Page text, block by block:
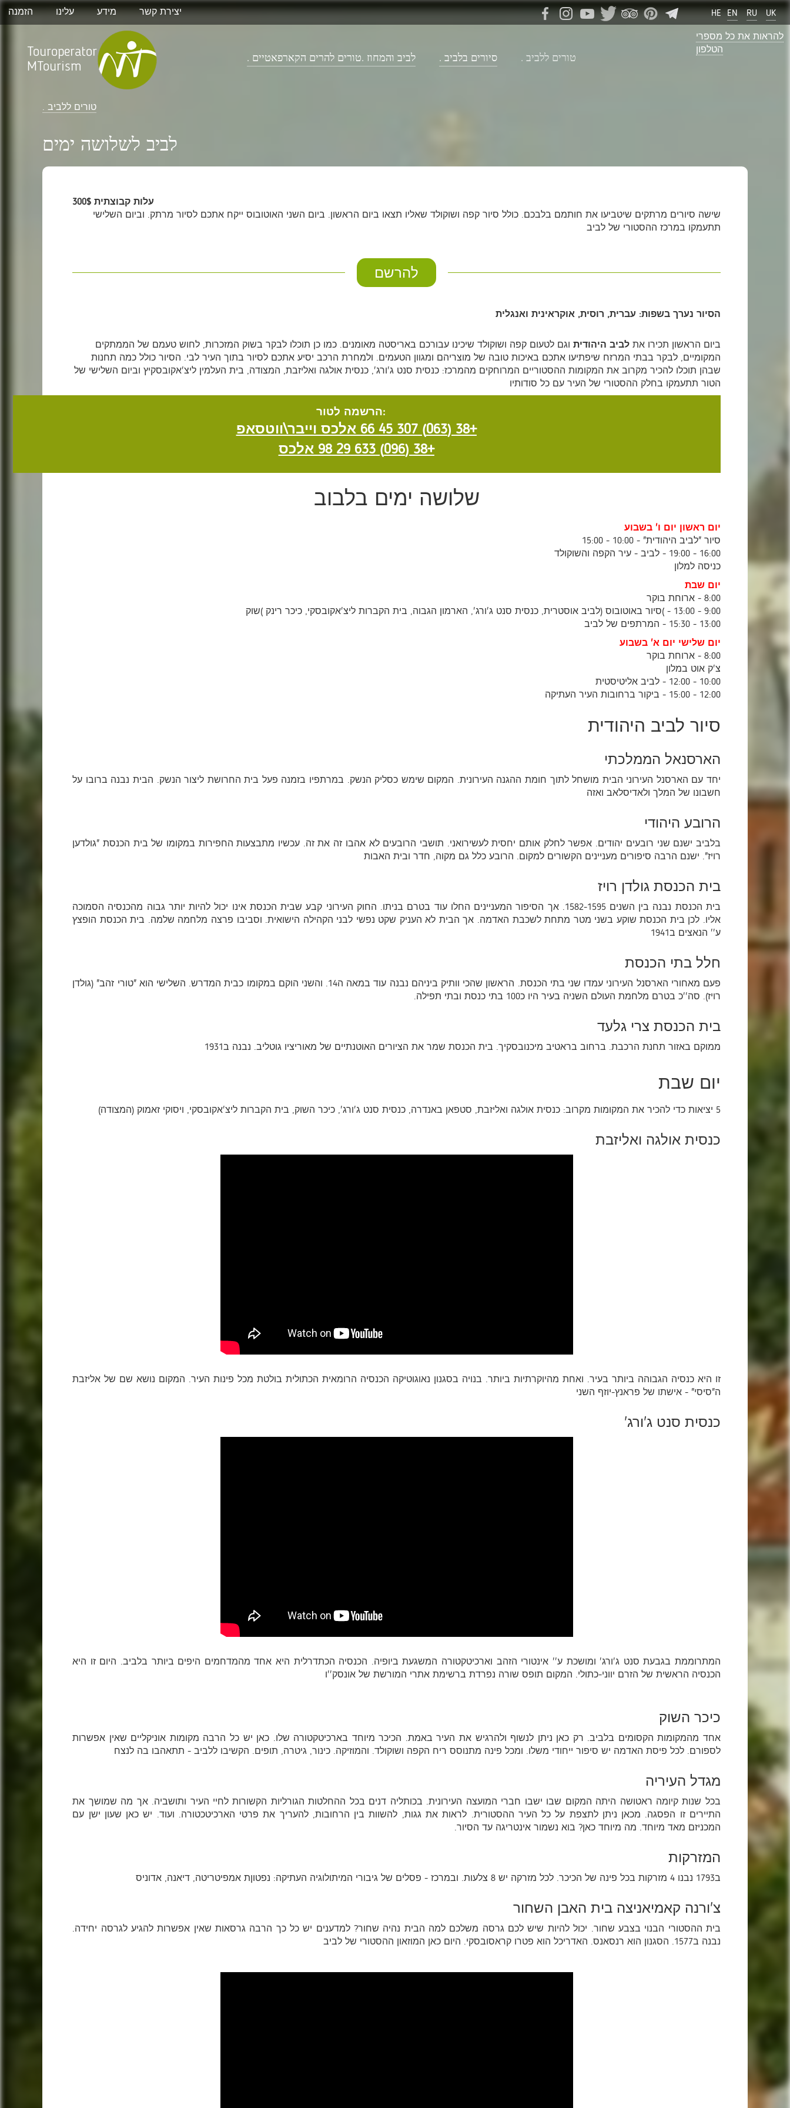
הזמנה עלינו מידע יצירת קשר UK
RU
EN
HE
Touroperator
MTourism
להראות את כל מספרי
הטלפון
טורים ללביב . סיורים בלביב . לביב והמחוז .טורים להרים הקארפאטיים .
טורים ללביב .
לביב לשלושה ימים
עלות קבוצתית 300$
שישה סיורים מרתקים שיטביעו את חותמם בלבכם. כולל סיור קפה ושוקולד שאליו תצאו ביום הראשון. ביום השני האוטובוס ייקח אתכם לסיור מרתק. וביום השלישי
תתעמקו במרכז ההסטורי של לביב
להרשם
הסיור נערך בשפות: עברית, רוסית, אוקראינית ואנגלית
ביום הראשון תכירו אתלביב היהודית וגם לטעום קפה ושוקולד שיכינו עבורכם באריסטה מאומנים. כמו כן תוכלו לבקר בשוק המזכרות, לחוש טעמם של הממתקים
המקומיים, לבקר בבתי המרזח שיפתיעו אתכם באיכות טובה של מוצריהם ומגוון הטעמים. ולמחרת הרכב יסיע אתכם לסיור בתוך העיר לבי. הסיור כולל כמה תחנות
שבהן תוכלו להכיר מקרוב את המקומות ההסטוריים המרוחקים מהמרכז: כנסית סנט ג'ורג', כנסית אולגה ואליזבת, המצודה, בית העלמין ליצ'אקובסקיץ וביום השלישי של
הטור תתעמקו בחלק ההסטורי של העיר עם כל סודותיו
:הרשמה לטור
+38 (063) 307 45 66 אלכס וייבר\ווטסאפ
+38 (096) 633 29 98 אלכס
שלושה ימים בלבוב
יום ראשון יום ו' בשבוע
סיור "לביב היהודית" - 10:00 - 15:00
16:00 - 19:00 - לביב - עיר הקפה והשוקולד
כניסה למלון
יום שבת
8:00 - ארוחת בוקר
9:00 - 13:00 - )סיור באוטובוס (לביב אוסטרית, כנסית סנט ג'ורג', הארמון הגבוה, בית הקברות ליצ'אקובסקי, כיכר רינק )שוק
13:00 - 15:30 - המרתפים של לביב
יום שלישי יום א' בשבוע
8:00 - ארוחת בוקר
צ'ק אוט במלון
10:00 - 12:00 - לביב אליטיסטית
12:00 - 15:00 - ביקור ברחובות העיר העתיקה
סיור לביב היהודית
הארסנאל הממלכתי
יחד עם הארסנל העירוני הבית מושחל לתוך חומת ההגנה העירונית. המקום שימש כסליק הנשק. במרתפיו בזמנה פעל בית החרושת ליצור הנשק. הבית נבנה ברובו על
חשבונו של המלך ולאדיסלאב ואזה
הרובע היהודי
בלביב ישנם שני רובעים יהודים. אפשר לחלק אותם יחסית לעשירואני. תושבי הרובעים לא אהבו זה את זה. עכשיו מתבצעות החפירות במקומו של בית הכנסת "גולדען
רויז". ישנם הרבה סיפורים מעניינים הקשורים למקום. הרובע כלל גם מקוה, חדר ובית האבות
בית הכנסת גולדן רויז
בית הכנסת נבנה בין השנים 1582-1595. אך הסיפור המעניינים החלו עוד בטרם בניתו. החוק העירוני קבע שבית הכנסת אינו יכול להיות יותר גבוה מהכנסיה הסמוכה
אליו. לכן בית הכנסת שוקע בשני מטר מתחת לשכבת האדמה. אך הבית לא העניק שקט נפשי לבני הקהילה הישואית. וסביבו פרצה מלחמה שלמה. בית הכנסת הופצץ
ע'' הנאצים ב1941
חלל בתי הכנסת
פעם מאחורי הארסנל העירוני עמדו שני בתי הכנסת. הראשון שהכי וותיק ביניהם נבנה עוד במאה ה14. והשני הוקם במקומו כבית המדרש. השלישי הוא "טורי זהב" (גולדן
רויז). סה''כ בטרם מלחמת העולם השניה בעיר היו כ100 בתי כנסת ובתי תפילה.
בית הכנסת צרי גלעד
ממוקם באזור תחנת הרכבת. ברחוב בראטיב מיכנובסקיך. בית הכנסת שמר את הציורים האוטנתיים של מאוריציו גוטליב. נבנה ב1931
יום שבת
5 יציאות כדי להכיר את המקומות מקרוב: כנסית אולגה ואליזבת, סטפאן באנדרה, כנסית סנט ג'ורג', כיכר השוק, בית הקברות ליצ'אקובסקי, ויסוקי זאמוק (המצודה)
כנסית אולגה ואליזבת
זו היא כנסיה הגבוהה ביותר בעיר. ואחת מהיוקרתיות ביותר. בנויה בסגנון נאוגוטיקה הכנסיה הרומאית הכתולית בולטת מכל פינות העיר. המקום נושא שם של אליזבת
ה"סיסי" - אישתו של פראנץ-יוזף השני
כנסית סנט ג'ורג'
המתרוממת בגבעת סנט ג'ורג' ומושכת ע'' אינטורי הזהב וארכיטקטורה המשגעת ביופיה. הכנסיה הכתדרלית היא אחד מהמדחמים היפים ביותר בלביב. היום זו היא
הכנסיה הראשית של הזרם יווני-כתולי. המקום תופס שורה נפרדת ברשימת אתרי המורשת של אונסק''ו
כיכר השוק
אחד מהמקומות הקסומים בלביב. רק כאן ניתן לנשוף ולהרגיש את העיר באמת. הכיכר מיוחד בארכיטקטורה שלו. כאן יש כל הרבה מקומות אוניקליים שאין אפשרות
לספורם. לכל פיסת האדמה יש סיפור ייחודי משלו. ומכל פינה מתנוסס ריח הקפה ושוקולד. והמוזיקה. כינור, גיטרה, תופים. הקשיבו ללביב - תתאהבו בה לנצח
מגדל העיריה
בכל שנות קיומה ראטושה היתה המקום שבו ישבו חברי המועצה העירונית. בכותליה דנים בכל ההחלטות הגורליות הקשורות לחיי העיר ותושביה. אך מה שמושך את
התיירים זו הפסגה. מכאן ניתן לתצפת על כל העיר ההסטורית. לראות את גגות, להשוות בין הרחובות, להעריך את פרטי הארכיטכטורה. ועוד. יש כאן שעון ישן עם
המכניזם מאד מיוחד. מה מיוחד כאן? בוא נשמור אינטריגה עד הסיור.
המזרקות
ב1793 נבנו 4 מזרקות בכל פינה של הכיכר. לכל מזרקה יש 8 צלעות. ובמרכז - פסלים של גיבורי המיתולוגיה העתיקה: נפטוןת אמפיטריטה, דיאנה, אדוניס
צ'ורנה קאמיאניצה בית האבן השחור
בית ההסטורי הבנוי בצבע שחור. יכול להיות שיש לכם גרסה משלכם למה הבית נהיה שחור? למדענים יש כל כך הרבה גרסאות שאין אפשרות להגיע לגרסה יחידה.
נבנה ב1577. הסגנון הוא רנסאנס. האדריכל הוא פטרו קראסובסקי. היום כאן המוזאון ההסטורי של לביב